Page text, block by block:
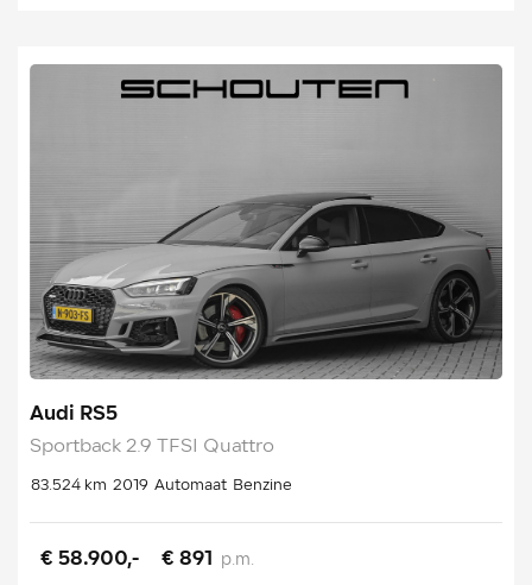
Audi RS5
Sportback 2.9 TFSI Quattro
83.524 km 2019 Automaat Benzine
€ 58.900,- € 891 p.m.